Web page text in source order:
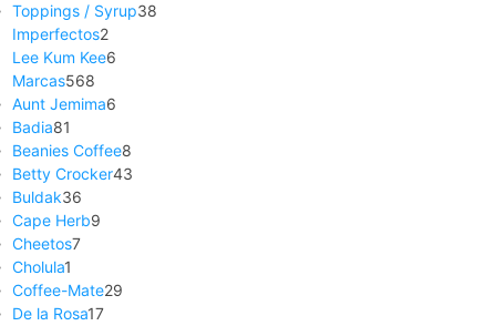
Toppings / Syrup38
Imperfectos2
Lee Kum Kee6
Marcas568
Aunt Jemima6
Badia81
Beanies Coffee8
Betty Crocker43
Buldak36
Cape Herb9
Cheetos7
Cholula1
Coffee-Mate29
De la Rosa17